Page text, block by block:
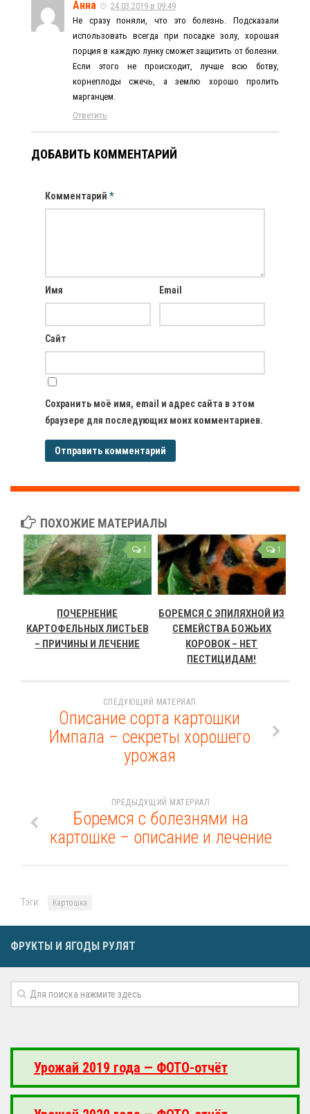
Анна
24.03.2019 в 09:49
Не сразу поняли, что это болезнь. Подсказали
использовать всегда при посадке золу, хорошая
порция в каждую лунку сможет защитить от болезни.
Если этого не происходит, лучше всю ботву,
корнеплоды сжечь, а землю хорошо пролить
марганцем.
Ответить
ДОБАВИТЬ КОММЕНТАРИЙ
Комментарий *
Имя Email
Сайт
Сохранить моё имя, email и адрес сайта в этом
браузере для последующих моих комментариев.
ПОХОЖИЕ МАТЕРИАЛЫ
1
ПОЧЕРНЕНИЕ
КАРТОФЕЛЬНЫХ ЛИСТЬЕВ
– ПРИЧИНЫ И ЛЕЧЕНИЕ
1
БОРЕМСЯ С ЭПИЛЯХНОЙ ИЗ
СЕМЕЙСТВА БОЖЬИХ
КОРОВОК – НЕТ
ПЕСТИЦИДАМ!
СЛЕДУЮЩИЙ МАТЕРИАЛ
Описание сорта картошки
Импала – секреты хорошего
урожая
ПРЕДЫДУЩИЙ МАТЕРИАЛ
Боремся с болезнями на
картошке – описание и лечение
Тэги: Картошка
ФРУКТЫ И ЯГОДЫ РУЛЯТ
Урожай 2019 года — ФОТО-отчёт